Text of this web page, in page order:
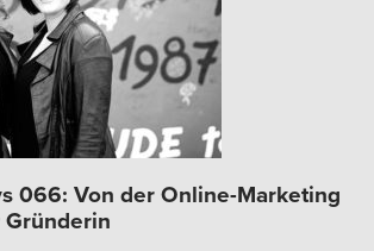
066: Von der Online-Marketing